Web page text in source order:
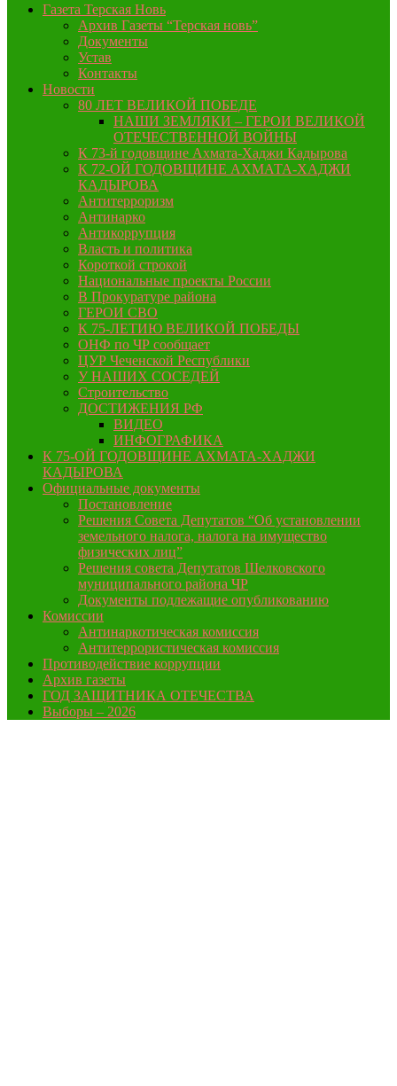
Газета Терская Новь
Архив Газеты “Терская новь”
Документы
Устав
Контакты
Новости
80 ЛЕТ ВЕЛИКОЙ ПОБЕДЕ
НАШИ ЗЕМЛЯКИ – ГЕРОИ ВЕЛИКОЙ
ОТЕЧЕСТВЕННОЙ ВОЙНЫ
К 73-й годовщине Ахмата-Хаджи Кадырова
К 72-ОЙ ГОДОВЩИНЕ АХМАТА-ХАДЖИ
КАДЫРОВА
Антитерроризм
Антинарко
Антикоррупция
Власть и политика
Короткой строкой
Национальные проекты России
В Прокуратуре района
ГЕРОИ СВО
К 75-ЛЕТИЮ ВЕЛИКОЙ ПОБЕДЫ
ОНФ по ЧР сообщает
ЦУР Чеченской Республики
У НАШИХ СОСЕДЕЙ
Строительство
ДОСТИЖЕНИЯ РФ
ВИДЕО
ИНФОГРАФИКА
К 75-ОЙ ГОДОВЩИНЕ АХМАТА-ХАДЖИ
КАДЫРОВА
Официальные документы
Постановление
Решения Совета Депутатов “Об установлении
земельного налога, налога на имущество
физических лиц”
Решения совета Депутатов Шелковского
муниципального района ЧР
Документы подлежащие опубликованию
Комиссии
Антинаркотическая комиссия
Антитеррористическая комиссия
Противодействие коррупции
Архив газеты
ГОД ЗАЩИТНИКА ОТЕЧЕСТВА
Выборы – 2026